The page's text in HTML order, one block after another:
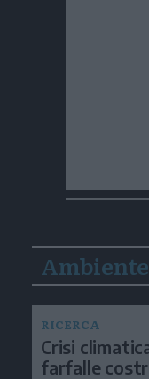
RICERCA
Crisi
farfalle